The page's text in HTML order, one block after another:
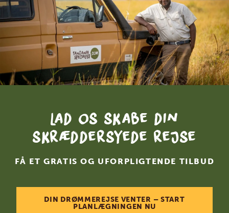
Lad os skabe din
skræddersyede rejse
FÅ ET GRATIS OG UFORPLIGTENDE TILBUD
DIN DRØMMEREJSE VENTER – START
PLANLÆGNINGEN NU